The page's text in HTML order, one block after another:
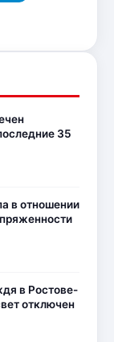
35
в отношении
в Ростове-
отключен